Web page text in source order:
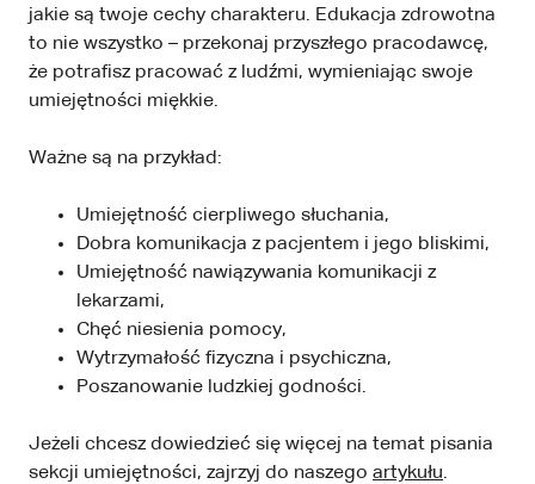
jakie są twoje cechy charakteru. Edukacja zdrowotna
to nie wszystko – przekonaj przyszłego pracodawcę,
że potrafisz pracować z ludźmi, wymieniając swoje
umiejętności miękkie.
Ważne są na przykład:
Umiejętność cierpliwego słuchania,
Dobra komunikacja z pacjentem i jego bliskimi,
Umiejętność nawiązywania komunikacji z
lekarzami,
Chęć niesienia pomocy,
Wytrzymałość fizyczna i psychiczna,
Poszanowanie ludzkiej godności.
Jeżeli chcesz dowiedzieć się więcej na temat pisania
sekcji umiejętności, zajrzyj do naszego artykułu.